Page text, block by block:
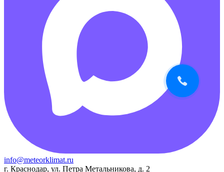
info@meteorklimat.ru
г. Краснодар, ул. Петра Метальникова, д. 2